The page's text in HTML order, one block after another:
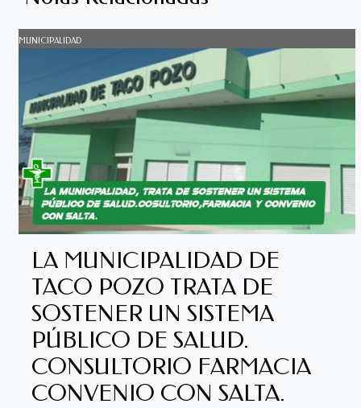
MUNICIPALIDAD
LA MUNICIPALIDAD DE
TACO POZO TRATA DE
SOSTENER UN SISTEMA
PÚBLICO DE SALUD.
CONSULTORIO FARMACIA
CONVENIO CON SALTA.